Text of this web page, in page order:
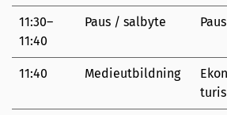
11:30–
11:40
Paus / salbyte
11:40 Medieutbildning